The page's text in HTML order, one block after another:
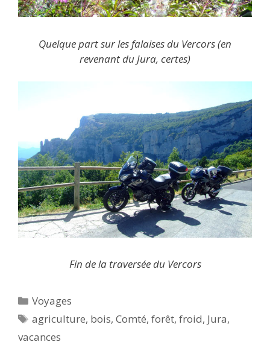
Quelque part sur les falaises du Vercors (en
revenant du Jura, certes)
Fin de la traversée du Vercors
Catégories
Voyages
Étiquettes
agriculture, bois,Comté,forêt,froid, Jura,
vacances